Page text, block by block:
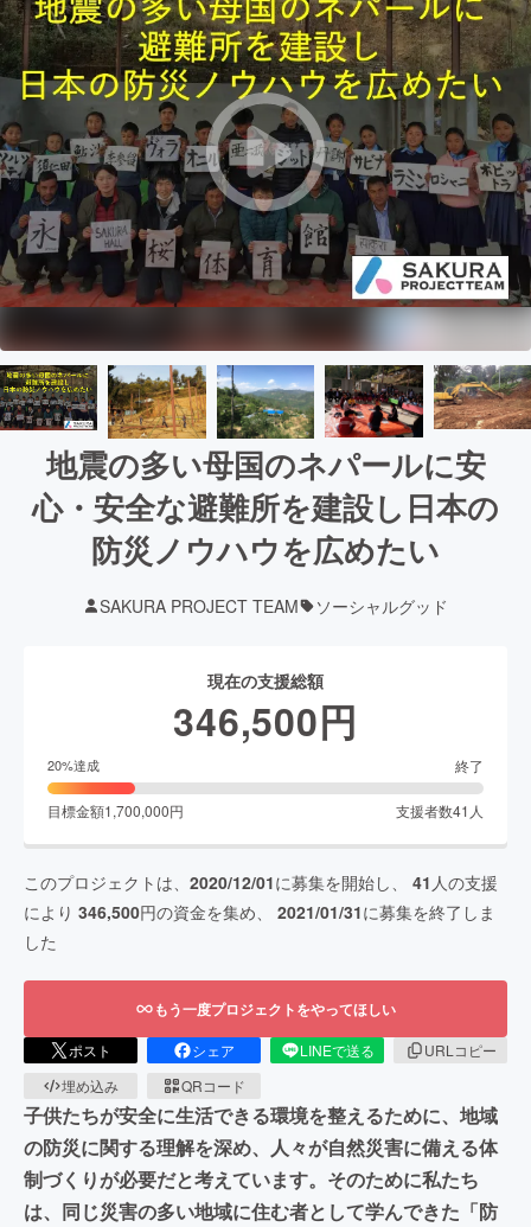
地震の多い母国のネパールに安
心・安全な避難所を建設し日本の
防災ノウハウを広めたい
SAKURA PROJECT TEAM ソーシャルグッド
現在の支援総額
346,500円
20%達成 終了
目標金額1,700,000円 支援者数41 人
このプロジェクトは、 2020/12/01に募集を開始し、 41 人の支援
により 346,500円の資金を集め、 2021/01/31に募集を終了しま
した
もう一度プロジェクトをやってほしい
ポスト シェア LINEで送る
URLコピー
埋め込み
QRコード
子供たちが安全に生活できる環境を整えるために、地域
の防災に関する理解を深め、人々が自然災害に備える体
制づくりが必要だと考えています。そのために私たち
は、同じ災害の多い地域に住む者として学んできた「防